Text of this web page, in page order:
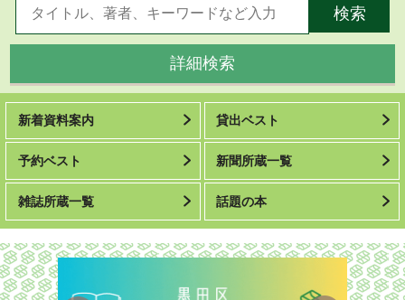
詳細検索
新着資料案内 貸出ベスト
予約ベスト 新聞所蔵一覧
雑誌所蔵一覧 話題の本